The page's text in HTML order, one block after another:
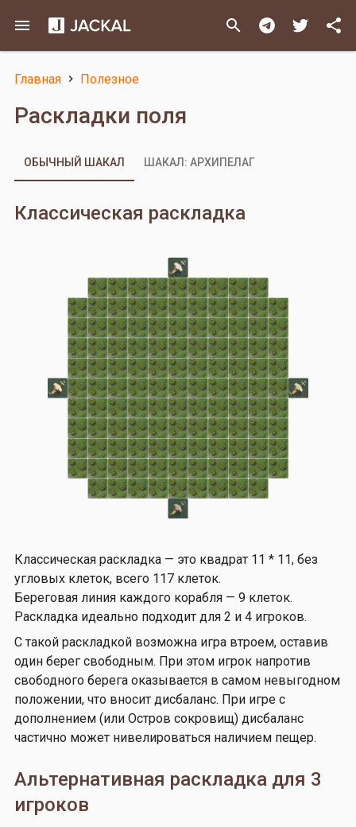
основному
menu share
search
Строка
навигации
Главная Полезное
Раскладки поля
ОБЫЧНЫЙ ШАКАЛ ШАКАЛ: АРХИПЕЛАГ
Классическая раскладка
Классическая раскладка — это квадрат 11 * 11, без
угловых клеток, всего 117 клеток.
Береговая линия каждого корабля — 9 клеток.
Раскладка идеально подходит для 2 и 4 игроков.
С такой раскладкой возможна игра втроем, оставив
один берег свободным. При этом игрок напротив
свободного берега оказывается в самом невыгодном
положении, что вносит дисбаланс. При игре с
дополнением (или Остров сокровищ) дисбаланс
частично может нивелироваться наличием пещер.
Альтернативная раскладка для 3
игроков